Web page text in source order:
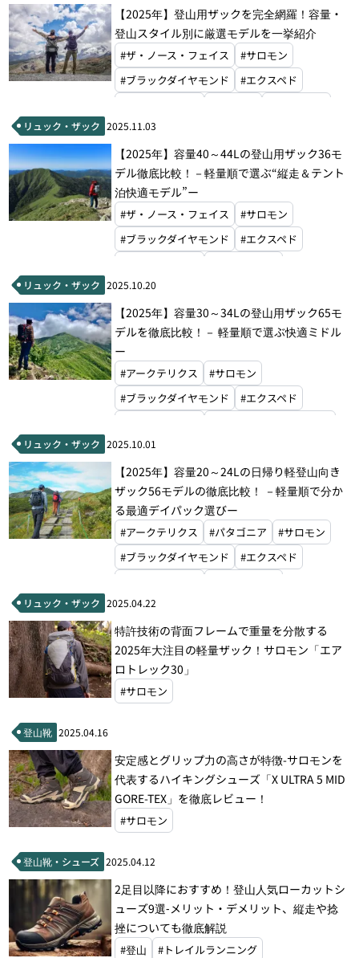
#ホグロフス
#ドイター
#オスプレー
#グレゴリー
#ミステリーランチ
#ゼログラム
#モンベル
【2025年】登山用ザックを完全網羅！容量・
登山スタイル別に厳選モデルを一挙紹介
#ザ・ノース・フェイス
#サロモン
#ブラックダイヤモンド
#エクスペド
#マタドール
#モンベル
#マウンテンローレルデザイン
リュック・ザック 2025.11.03
【2025年】容量40～44Lの登山用ザック36モ
デル徹底比較！－軽量順で選ぶ“縦走＆テント
泊快適モデル”ー
#ザ・ノース・フェイス
#サロモン
#ブラックダイヤモンド
#エクスペド
#グラナイトギア
#オスプレー
#ハイパーライトマウンテンギア
#アルティメイトディレクション
#ミステリーランチ
#モンベル
リュック・ザック 2025.10.20
【2025年】容量30～34Lの登山用ザック65モ
デルを徹底比較！－ 軽量順で選ぶ快適ミドル
ー
#アークテリクス
#サロモン
#ブラックダイヤモンド
#エクスペド
#ホグロフス
#オスプレー
#ハイパーライトマウンテンギア
#アルティメイトディレクション
#グレゴリー
#ミステリーランチ
#モンベル
リュック・ザック 2025.10.01
【2025年】容量20～24Lの日帰り軽登山向き
ザック56モデルの徹底比較！ －軽量順で分か
る最適デイパック選びー
#アークテリクス #パタゴニア
#サロモン
#ブラックダイヤモンド
#エクスペド
#グラナイトギア
#ホグロフス
#ドイター
#オスプレー
#マタドール
#ハイパーライトマウンテンギア
#アルティメイトディレクション
#ミステリーランチ
リュック・ザック 2025.04.22
特許技術の背面フレームで重量を分散する
2025年大注目の軽量ザック！サロモン「エア
ロトレック30」
#サロモン
登山靴 2025.04.16
安定感とグリップ力の高さが特徴-サロモンを
代表するハイキングシューズ「X ULTRA 5 MID
GORE-TEX」を徹底レビュー！
#サロモン
登山靴・シューズ 2025.04.12
2足目以降におすすめ！登山人気ローカットシ
ューズ9選‐メリット・デメリット、縦走や捻
挫についても徹底解説
#登山
#トレイルランニング